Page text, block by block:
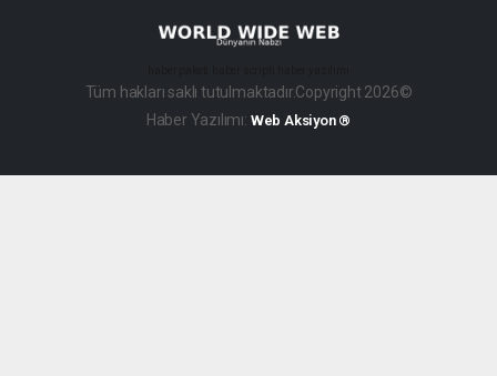
Tüm hakları saklı tutulmaktadır.Copyright 2026©
Haber Yazılımı: Web Aksiyon ®